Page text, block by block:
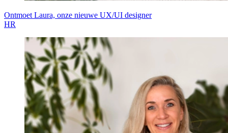
Ontmoet Laura, onze nieuwe UX/UI designer
HR